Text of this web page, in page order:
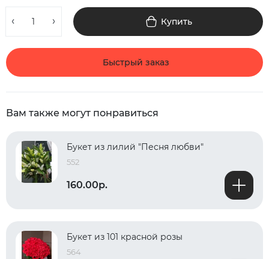
Купить
Быстрый заказ
Вам также могут понравиться
Букет из лилий "Песня любви"
552
160.00р.
Букет из 101 красной розы
564